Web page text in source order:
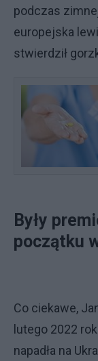
podczas
europejska
stwierdził
Były
początku
Co ciekawe,
lutego 2022
napadła na